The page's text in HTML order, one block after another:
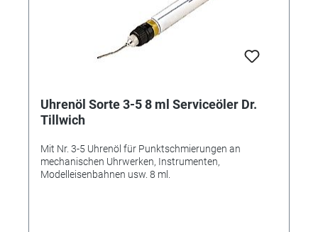
Uhrenöl Sorte 3-5 8 ml Serviceöler Dr.
Tillwich
Mit Nr. 3-5 Uhrenöl für Punktschmierungen an
mechanischen Uhrwerken, Instrumenten,
Modelleisenbahnen usw. 8 ml.